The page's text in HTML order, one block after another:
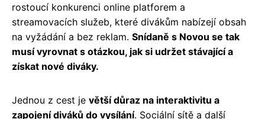
rostoucí konkurenci online platforem a
streamovacích služeb, které divákům nabízejí obsah
na vyžádání a bez reklam. Snídaně s Novou se tak
musí vyrovnat s otázkou, jak si udržet stávající a
získat nové diváky.
Jednou z cest je větší důraz na interaktivitu a
zapojení diváků do vysílání. Sociální sítě a další